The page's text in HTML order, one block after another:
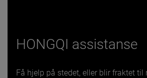
HONGQI assistanse
Få hjelp på stedet, eller blir fraktet